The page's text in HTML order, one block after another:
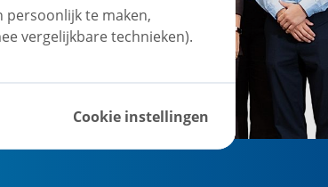
persoonlijk te maken,
vergelijkbare technieken).
Cookie instellingen